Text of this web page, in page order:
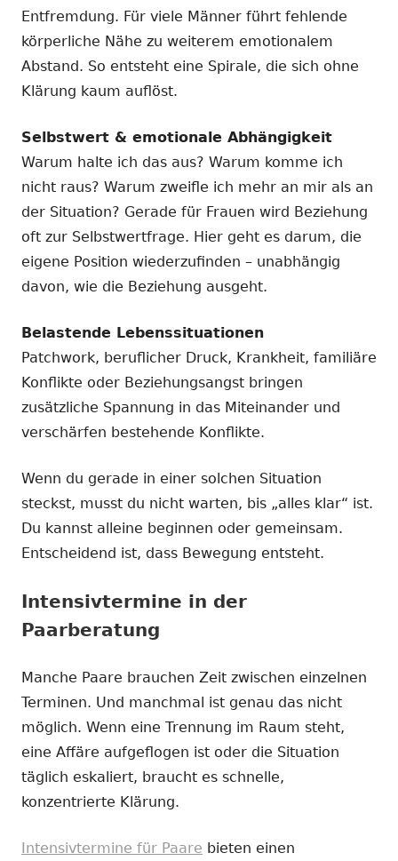
Entfremdung. Für viele Männer führt fehlende
körperliche Nähe zu weiterem emotionalem
Abstand. So entsteht eine Spirale, die sich ohne
Klärung kaum auflöst.
Selbstwert & emotionale Abhängigkeit
Warum halte ich das aus? Warum komme ich
nicht raus? Warum zweifle ich mehr an mir als an
der Situation? Gerade für Frauen wird Beziehung
oft zur Selbstwertfrage. Hier geht es darum, die
eigene Position wiederzufinden – unabhängig
davon, wie die Beziehung ausgeht.
Belastende Lebenssituationen
Patchwork, beruflicher Druck, Krankheit, familiäre
Konflikte oder Beziehungsangst bringen
zusätzliche Spannung in das Miteinander und
verschärfen bestehende Konflikte.
Wenn du gerade in einer solchen Situation
steckst, musst du nicht warten, bis „alles klar“ ist.
Du kannst alleine beginnen oder gemeinsam.
Entscheidend ist, dass Bewegung entsteht.
Intensivtermine in der
Paarberatung
Manche Paare brauchen Zeit zwischen einzelnen
Terminen. Und manchmal ist genau das nicht
möglich. Wenn eine Trennung im Raum steht,
eine Affäre aufgeflogen ist oder die Situation
täglich eskaliert, braucht es schnelle,
konzentrierte Klärung.
Intensivtermine für Paare bieten einen